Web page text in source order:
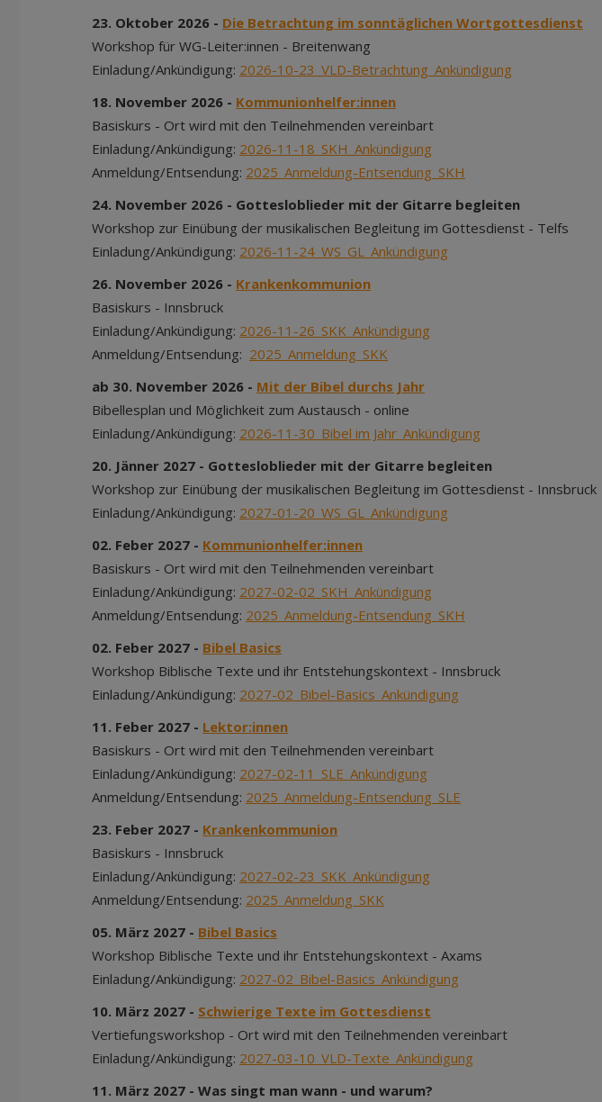
23. Oktober 2026 - Die Betrachtung im sonntäglichen Wortgottesdienst
Workshop für WG-Leiter:innen - Breitenwang
Einladung/Ankündigung: 2026-10-23_VLD-Betrachtung_Ankündigung
18. November 2026 - Kommunionhelfer:innen
Basiskurs - Ort wird mit den Teilnehmenden vereinbart
Einladung/Ankündigung: 2026-11-18_SKH_Ankündigung
Anmeldung/Entsendung: 2025_Anmeldung-Entsendung_SKH
24. November 2026 - Gottesloblieder mit der Gitarre begleiten
Workshop zur Einübung der musikalischen Begleitung im Gottesdienst - Telfs
Einladung/Ankündigung: 2026-11-24_WS_GL_Ankündigung
26. November 2026 - Krankenkommunion
Basiskurs - Innsbruck
Einladung/Ankündigung: 2026-11-26_SKK_Ankündigung
Anmeldung/Entsendung: 2025_Anmeldung_SKK
ab 30. November 2026 - Mit der Bibel durchs Jahr
Bibellesplan und Möglichkeit zum Austausch - online
Einladung/Ankündigung: 2026-11-30_Bibel im Jahr_Ankündigung
20. Jänner 2027 - Gottesloblieder mit der Gitarre begleiten
Workshop zur Einübung der musikalischen Begleitung im Gottesdienst - Innsbruck
Einladung/Ankündigung: 2027-01-20_WS_GL_Ankündigung
02. Feber 2027 - Kommunionhelfer:innen
Basiskurs - Ort wird mit den Teilnehmenden vereinbart
Einladung/Ankündigung: 2027-02-02_SKH_Ankündigung
Anmeldung/Entsendung: 2025_Anmeldung-Entsendung_SKH
02. Feber 2027 - Bibel Basics
Workshop Biblische Texte und ihr Entstehungskontext - Innsbruck
Einladung/Ankündigung: 2027-02_Bibel-Basics_Ankündigung
11. Feber 2027 - Lektor:innen
Basiskurs - Ort wird mit den Teilnehmenden vereinbart
Einladung/Ankündigung: 2027-02-11_SLE_Ankündigung
Anmeldung/Entsendung: 2025_Anmeldung-Entsendung_SLE
23. Feber 2027 - Krankenkommunion
Basiskurs - Innsbruck
Einladung/Ankündigung: 2027-02-23_SKK_Ankündigung
Anmeldung/Entsendung: 2025_Anmeldung_SKK
05. März 2027 - Bibel Basics
Workshop Biblische Texte und ihr Entstehungskontext - Axams
Einladung/Ankündigung: 2027-02_Bibel-Basics_Ankündigung
10. März 2027 - Schwierige Texte im Gottesdienst
Vertiefungsworkshop - Ort wird mit den Teilnehmenden vereinbart
Einladung/Ankündigung: 2027-03-10_VLD-Texte_Ankündigung
11. März 2027 - Was singt man wann - und warum?